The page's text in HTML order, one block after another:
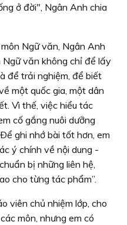
ở đời", Ngân Anh chia
Ngữ văn, Ngân Anh
Ngữ văn không chỉ để lấy
để trải nghiệm, để biết
một quốc gia, một dân
Vì thế, việc hiểu tác
cố gắng nuôi dưỡng
ghi nhớ bài tốt hơn, em
ý chính về nội dung -
bị những liên hệ,
cho từng tác phẩm”.
viên chủ nhiệm lớp, cho
môn, nhưng em có